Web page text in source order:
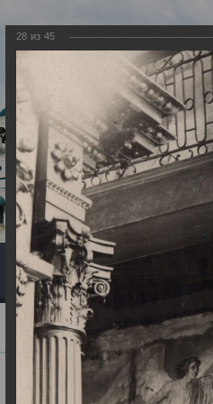
Экскурсия
Главная
28 из 45